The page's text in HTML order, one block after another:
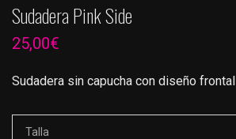
Sudadera Pink Side
25,00€
Sudadera sin capucha con diseño frontal
Talla